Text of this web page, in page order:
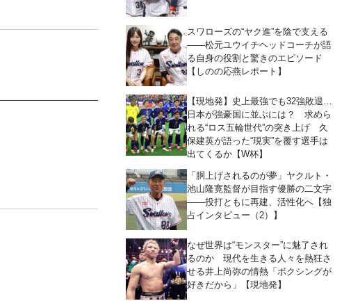
スワローズの“ヤク進”を陰で支える
――松元ユウイチヘッドコーチが語
る自身の役割と驚きのエピソード
【しのの応燕レポート】
【現地発】史上最強でも32強敗退…
日本が強豪国に並ぶには？ 求めら
れる“ロス五輪世代”の突き上げ 久
保建英が語った“現実”を覆す選手は
出てくるか【W杯】
「胴上げされるのが夢」ヤクルト・
池山隆寛監督が目指す優勝の二文字
――投打ともに再建、活性化へ【独
占インタビュー（2）】
なぜ世界は“モンスター”に魅了され
るのか 現代を生きる人々を熱狂さ
せる井上尚弥の情熱「ボクシングが
好きだから」【現地発】